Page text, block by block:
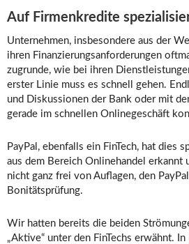
Auf Firmenkredite
Unternehmen, insbesondere aus der
ihren Finanzierungsanforderungen
zugrunde, wie bei ihren
erster Linie muss es schnell gehen.
und Diskussionen der Bank oder mit
gerade im schnellen Onlinegeschäft
PayPal, ebenfalls ein FinTech, hat dies
aus dem Bereich Onlinehandel erkannt
nicht ganz frei von Auflagen, den
Bonitätsprüfung.
Wir hatten bereits die beiden
„Aktive“ unter den FinTechs erwähnt.